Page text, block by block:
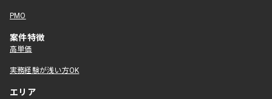
PMO
案件特徴
高単価
実務経験が浅い方OK
エリア